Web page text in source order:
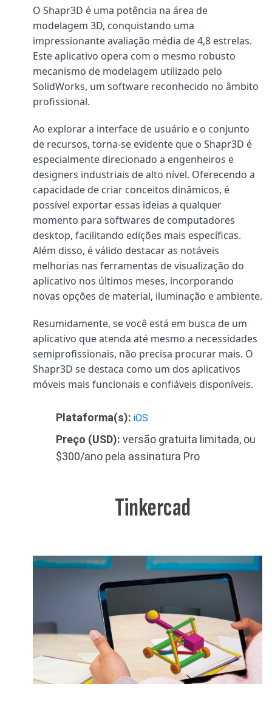
O Shapr3D é uma potência na área de
modelagem 3D, conquistando uma
impressionante avaliação média de 4,8 estrelas.
Este aplicativo opera com o mesmo robusto
mecanismo de modelagem utilizado pelo
SolidWorks, um software reconhecido no âmbito
profissional.
Ao explorar a interface de usuário e o conjunto
de recursos, torna-se evidente que o Shapr3D é
especialmente direcionado a engenheiros e
designers industriais de alto nível. Oferecendo a
capacidade de criar conceitos dinâmicos, é
possível exportar essas ideias a qualquer
momento para softwares de computadores
desktop, facilitando edições mais específicas.
Além disso, é válido destacar as notáveis
melhorias nas ferramentas de visualização do
aplicativo nos últimos meses, incorporando
novas opções de material, iluminação e ambiente.
Resumidamente, se você está em busca de um
aplicativo que atenda até mesmo a necessidades
semiprofissionais, não precisa procurar mais. O
Shapr3D se destaca como um dos aplicativos
móveis mais funcionais e confiáveis disponíveis.
Plataforma(s): iOS
Preço (USD): versão gratuita limitada, ou
$300/ano pela assinatura Pro
Tinkercad